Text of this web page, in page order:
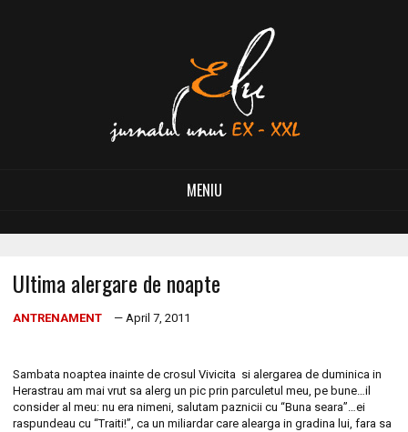
MENIU
Ultima alergare de noapte
ANTRENAMENT — April 7, 2011
Sambata noaptea inainte de crosul Vivicita si alergarea de duminica in
Herastrau am mai vrut sa alerg un pic prin parculetul meu, pe bune…il
consider al meu: nu era nimeni, salutam paznicii cu “Buna seara”…ei
raspundeau cu “Traiti!”, ca un miliardar care alearga in gradina lui, fara sa